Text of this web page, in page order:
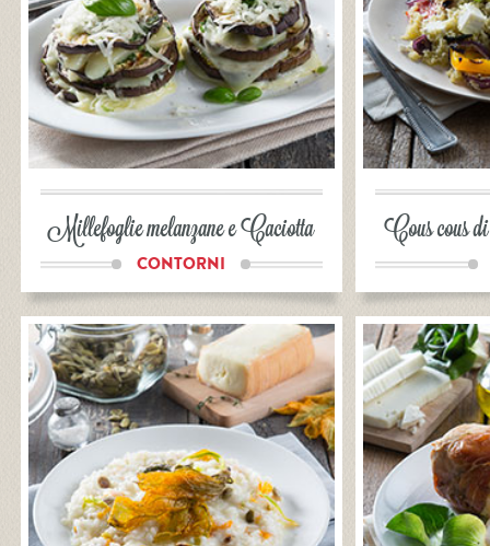
Millefoglie melanzane e Caciotta
CONTORNI
Cous cous